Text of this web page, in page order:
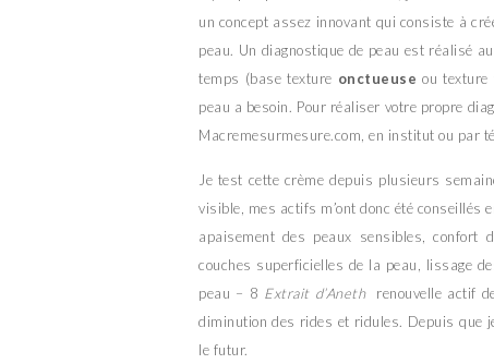
un concept assez innovant qui consiste à
peau. Un diagnostique de peau est réalisé
temps (base texture onctueuse ou texture
peau a besoin. Pour réaliser votre propre
Macremesurmesure.com, en institut ou par
Je test cette crème depuis plusieurs
visible, mes actifs m’ont donc été
apaisement des peaux sensibles, confort
couches superficielles de la peau, lissage
peau – 8 Extrait d’Anethrenouvelle actif de
diminution des rides et ridules. Depuis que
le futur.